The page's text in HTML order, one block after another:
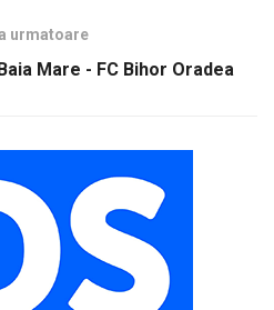
urmatoare
Mare - FC Bihor Oradea